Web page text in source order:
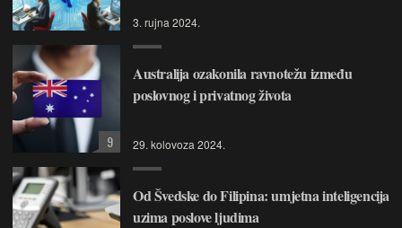
3. rujna 2024.
Australija ozakonila ravnotežu između
poslovnog i privatnog života
29. kolovoza 2024.
9
Od Švedske do Filipina: umjetna inteligencija
uzima poslove ljudima